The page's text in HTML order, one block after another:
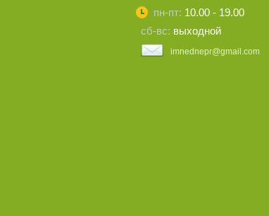
пн-пт: 10.00 - 19.00
сб-вс: выходной
imnednepr@gmail.com